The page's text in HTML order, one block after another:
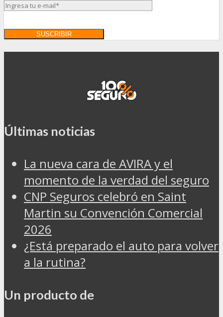
Últimas noticias
La nueva cara de AVIRA y el
momento de la verdad del seguro
CNP Seguros celebró en Saint
Martin su Convención Comercial
2026
¿Está preparado el auto para volver
a la rutina?
Un producto de